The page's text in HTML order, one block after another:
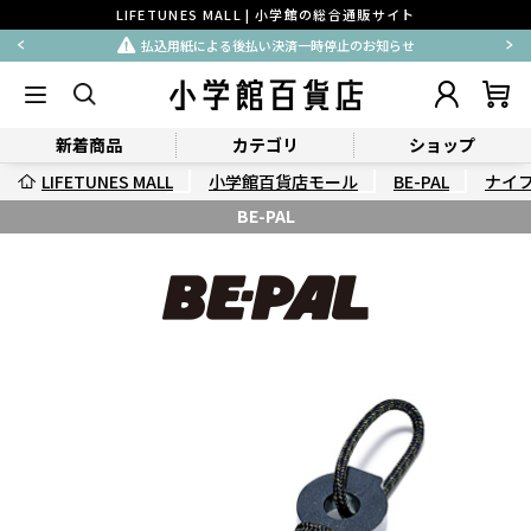
LIFETUNES MALL | 小学館の総合通販サイト
払込用紙による後払い決済一時停止のお知らせ
新着商品 カテゴリ
ショップ
LIFETUNES MALL
小学館百貨店モール BE-PAL
ナイ
BE-PAL